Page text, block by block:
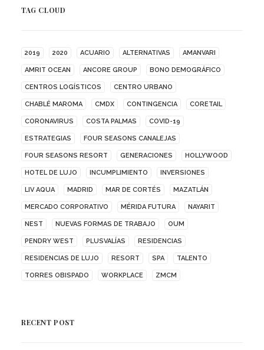
TAG CLOUD
2019 2020 ACUARIO ALTERNATIVAS AMANVARI
AMRIT OCEAN ANCORE GROUP BONO DEMOGRÁFICO
CENTROS LOGÍSTICOS CENTRO URBANO
CHABLÉ MAROMA CMDX CONTINGENCIA CORETAIL
CORONAVIRUS COSTA PALMAS COVID-19
ESTRATEGIAS FOUR SEASONS CANALEJAS
FOUR SEASONS RESORT GENERACIONES HOLLYWOOD
HOTEL DE LUJO INCUMPLIMIENTO INVERSIONES
LIV AQUA MADRID MAR DE CORTÉS MAZATLÁN
MERCADO CORPORATIVO MÉRIDA FUTURA NAYARIT
NEST NUEVAS FORMAS DE TRABAJO OUM
PENDRY WEST PLUSVALÍAS RESIDENCIAS
RESIDENCIAS DE LUJO RESORT SPA TALENTO
TORRES OBISPADO WORKPLACE ZMCM
RECENT POST